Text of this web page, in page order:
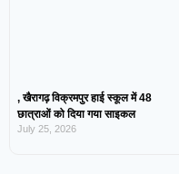
, खैरागढ़ विक्रमपुर हाई स्कूल में 48
छात्राओं को दिया गया साइकल
July 25, 2026